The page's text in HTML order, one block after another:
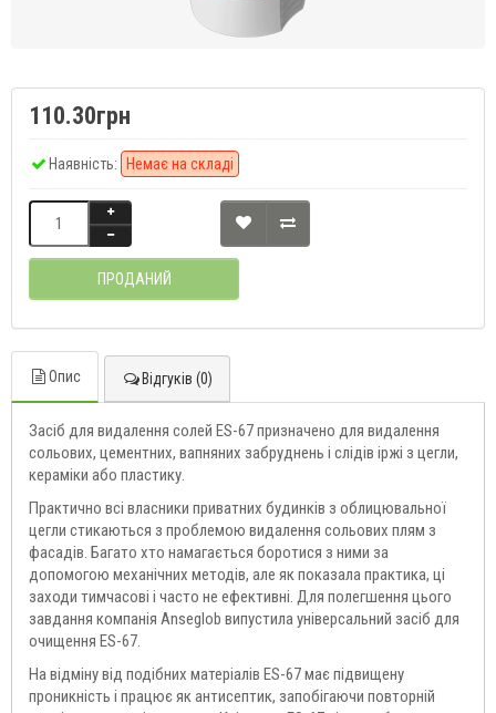
110.30грн
Наявність: Немає на складі
ПРОДАНИЙ
Опис Відгуків (0)
Засіб для видалення солей ES-67 призначено для видалення
сольових, цементних, вапняних забруднень і слідів іржі з цегли,
кераміки або пластику.
Практично всі власники приватних будинків з облицювальної
цегли стикаються з проблемою видалення сольових плям з
фасадів. Багато хто намагається боротися з ними за
допомогою механічних методів, але як показала практика, ці
заходи тимчасові і часто не ефективні. Для полегшення цього
завдання компанія Anseglob випустила універсальний засіб для
очищення ES-67.
На відміну від подібних матеріалів ES-67 має підвищену
проникність і працює як антисептик, запобігаючи повторній